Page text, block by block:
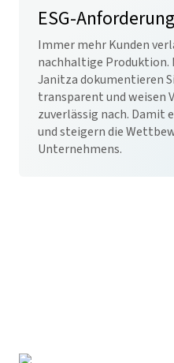
ESG-
Immer mehr Kunden
nachhaltige Produktion.
Janitza dokumentieren
transparent und weisen
zuverlässig nach. Damit
und steigern die
Unternehmens.